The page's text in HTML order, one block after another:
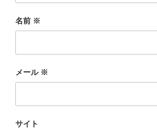
名前 ※
メール ※
サイト